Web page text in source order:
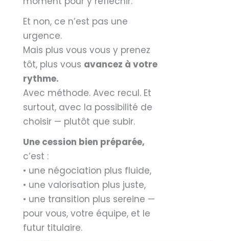
Et non, ce n’est pas une
urgence.
Mais plus vous vous y prenez
tôt, plus vous avancez à votre
rythme.
Avec méthode. Avec recul. Et
surtout, avec la possibilité de
choisir — plutôt que subir.
Une cession bien préparée,
c’est :
• une négociation plus fluide,
• une valorisation plus juste,
• une transition plus sereine —
pour vous, votre équipe, et le
futur titulaire.